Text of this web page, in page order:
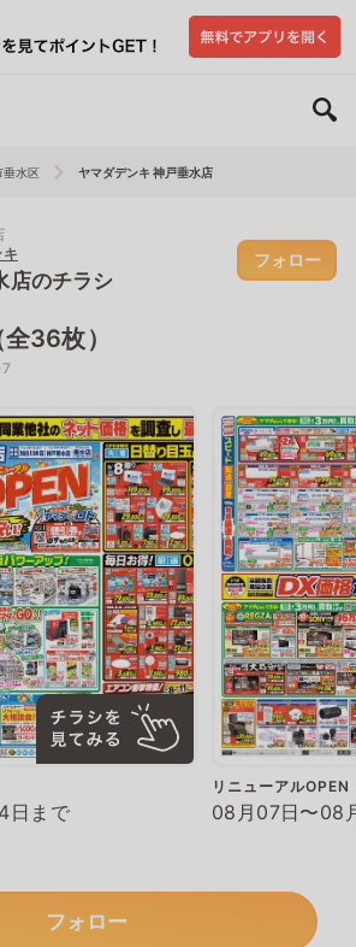
垂水区 ヤマダデンキ 神戸垂水店
店のチラシ
フォロー
36枚）
日まで
リニューアルOPEN
08月07日〜08
フォロー